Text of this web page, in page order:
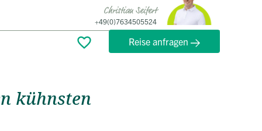
Christian Seifert
+49(0)7634505524
Reise anfragen
kühnsten